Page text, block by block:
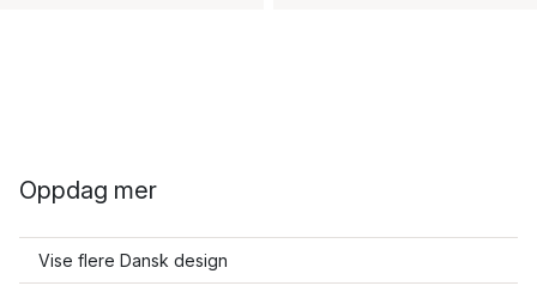
Oppdag mer
Vise flere Dansk design